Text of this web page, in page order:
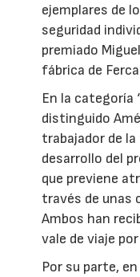
ejemplares de
seguridad
premiado
fábrica de
En la categoría
distinguido
trabajador de
desarrollo del
que previene
través de unas
Ambos han
vale de viaje
Por su parte,